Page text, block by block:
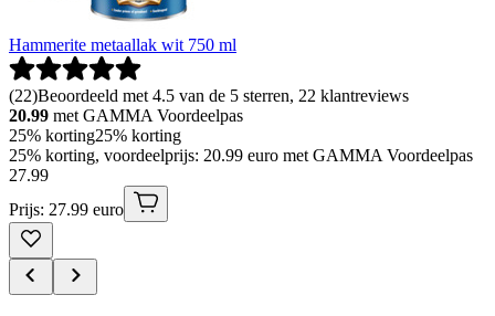
Hammerite metaallak wit 750 ml
(22)Beoordeeld met 4.5 van de 5 sterren, 22 klantreviews
20.99 met GAMMA Voordeelpas
25% korting25% korting
25% korting, voordeelprijs: 20.99 euro met GAMMA Voordeelpas
27.99
Prijs: 27.99 euro